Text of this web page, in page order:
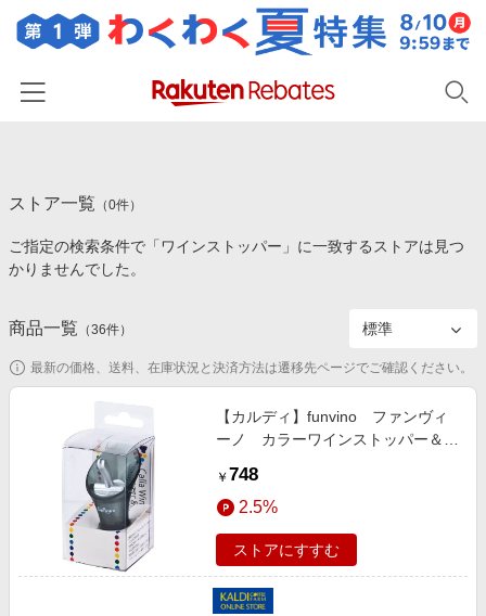
カテゴリー一覧
百貨店・総合ECモール
食品・スイーツ・お酒
コスメ・健康・医薬品
キッズ・ベビー用品
家電・PC・スマホ・カメラ
スポーツ・アウトドア・ゴルフ
インテリア・寝具
イベント一覧
初回購入者限定特典
対象ストア新規限定特典
新着ストアのご紹介
電子書籍特集
楽天ペイ導入ストア
楽天サービス特集
旅行特集
お中元特集2026
楽天IDでログイン/会員登録
ストア一覧 （0件）
ご指定の検索条件で「ワインストッパー」に一致するストアは見つ
かりませんでした。
商品一覧 （36件）
最新の価格、送料、在庫状況と決済方法は遷移先ページでご確認ください。
【カルディ】funvino ファンヴィ
ーノ カラーワインストッパー＆ポ
￥ 748
2.5%
ストアにすすむ